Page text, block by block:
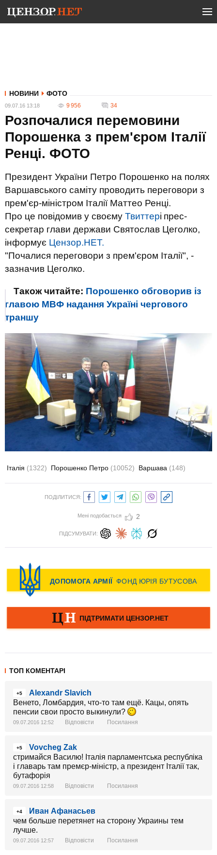
НОВИНИ ФОТО
09.07.16 13:18 9 956 34
Розпочалися перемовини
Порошенка з прем'єром Італії
Ренці. ФОТО
Президент України Петро Порошенко на полях
Варшавського саміту проводить переговори з
прем'єр-міністром Італії Маттео Ренці.
Про це повідомив у своєму Твиттері прес-
секретар глави держави Святослав Цеголко,
інформує Цензор.НЕТ.
"Почалися переговори з прем'єром Італії", -
зазначив Цеголко.
Також читайте: Порошенко обговорив із
главою МВФ надання Україні чергового
траншу
Італія (1322) Порошенко Петро (10052) Варшава (148)
ПОДІЛИТИСЯ:
Мені подобається 2
ПІДСУМУВАТИ:
ТОП КОМЕНТАРІ
+5
Alexandr Slavich
Венето, Ломбардия, что-то там ещё. Кацы, опять
пенсии свои просто выкинули?
09.07.2016 12:52 Відповісти Посилання
+5
Vovcheg Zak
стримайся Василю! Італія парламентська республіка
і главарь там премєр-міністр, а президент Італії так,
бутафорія
09.07.2016 12:58 Відповісти Посилання
+4
Иван Афанасьев
чем больше перетянет на сторону Украины тем
лучше.
09.07.2016 12:57 Відповісти Посилання